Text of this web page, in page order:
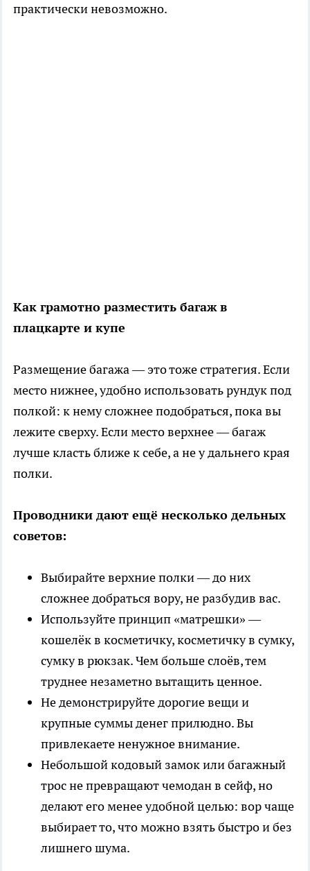
практически невозможно.
Как грамотно разместить багаж в
плацкарте и купе
Размещение багажа — это тоже стратегия. Если
место нижнее, удобно использовать рундук под
полкой: к нему сложнее подобраться, пока вы
лежите сверху. Если место верхнее — багаж
лучше класть ближе к себе, а не у дальнего края
полки.
Проводники дают ещё несколько дельных
советов:
Выбирайте верхние полки — до них
сложнее добраться вору, не разбудив вас.
Используйте принцип «матрешки» —
кошелёк в косметичку, косметичку в сумку,
сумку в рюкзак. Чем больше слоёв, тем
труднее незаметно вытащить ценное.
Не демонстрируйте дорогие вещи и
крупные суммы денег прилюдно. Вы
привлекаете ненужное внимание.
Небольшой кодовый замок или багажный
трос не превращают чемодан в сейф, но
делают его менее удобной целью: вор чаще
выбирает то, что можно взять быстро и без
лишнего шума.